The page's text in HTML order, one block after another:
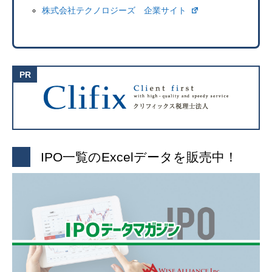
株式会社テクノロジーズ 企業サイト
IPO一覧のExcelデータを販売中！